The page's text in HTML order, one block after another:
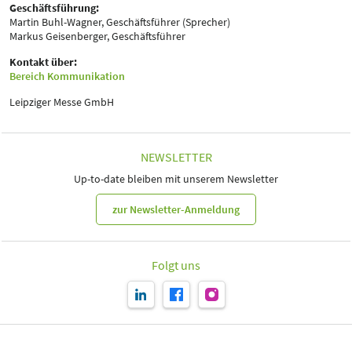
Geschäftsführung:
Martin Buhl-Wagner, Geschäftsführer (Sprecher)
Markus Geisenberger, Geschäftsführer
Kontakt über:
Bereich Kommunikation
Leipziger Messe GmbH
NEWSLETTER
Up-to-date bleiben mit unserem Newsletter
zur Newsletter-Anmeldung
Folgt uns